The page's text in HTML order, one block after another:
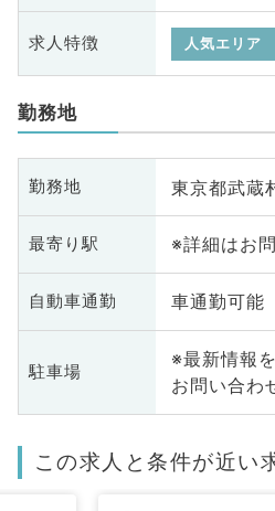
求人特徴 人気エリア
勤務地
勤務地 東京都武蔵
最寄り駅 ※詳細はお
自動車通勤 車通勤可能
駐車場
※最新情報
お問い合わ
この求人と条件が近い